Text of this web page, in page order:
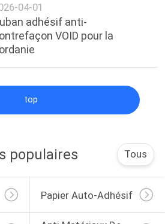
EN ÉQUATEUR
04-01
adhésif anti-
VOID pour la
top
populaires Tous
Papier Auto-Adhésif